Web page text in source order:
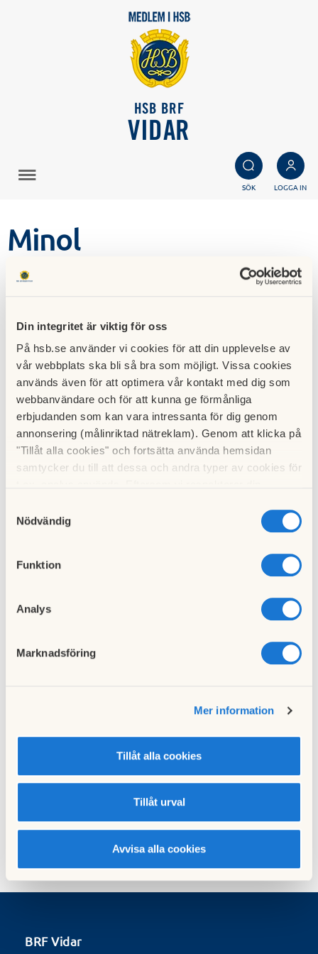
Din integritet är viktig för oss
På hsb.se använder vi cookies för att din upplevelse av
vår webbplats ska bli så bra som möjligt. Vissa cookies
används även för att optimera vår kontakt med dig som
webbanvändare och för att kunna ge förmånliga
erbjudanden som kan vara intressanta för dig genom
annonsering (målinriktad nätreklam). Genom att klicka på
"Tillåt alla cookies" och fortsätta använda hemsidan
samtycker du till att dessa och andra typer av cookies för
cookies och välja att endast tillåta ett urval.
Nödvändig
Funktion
Analys
Marknadsföring
Mer information
Tillåt alla cookies
Tillåt urval
Avvisa alla cookies
HSB BRF
VIDAR
SÖK LOGGA IN
Minol
23 mars 2018
varmvatten. I din avgift så ingår en summa som motsvarar
en normal förbrukning av dessa. Om du använder mer än så
får du betala extra och använder du mindre så får du avdrag.
Denna summa läggs på eller dras av på din avgift för
månaderna april, maj och juni.
Om du flyttade in i din lägenhet under 2017 så måste du
kontakta Minol för en avläsning så att du vet vad du ska
betala och vad säljaren ska betala.
specifika frågor om mätningen så kontaktar man Minol på
040-411 999.
Till nyhetslistan
Cykelparkering under ombyggnad av utemiljö
BRF Vidar